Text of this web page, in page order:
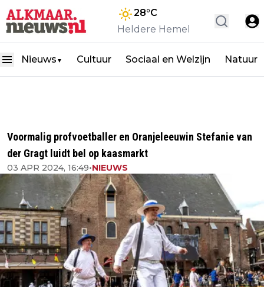
28°C
Heldere Hemel
Nieuws ▼ Cultuur Sociaal en Welzijn Natuur
Voormalig profvoetballer en Oranjeleeuwin Stefanie van
der Gragt luidt bel op kaasmarkt
03 APR 2024, 16:49•NIEUWS